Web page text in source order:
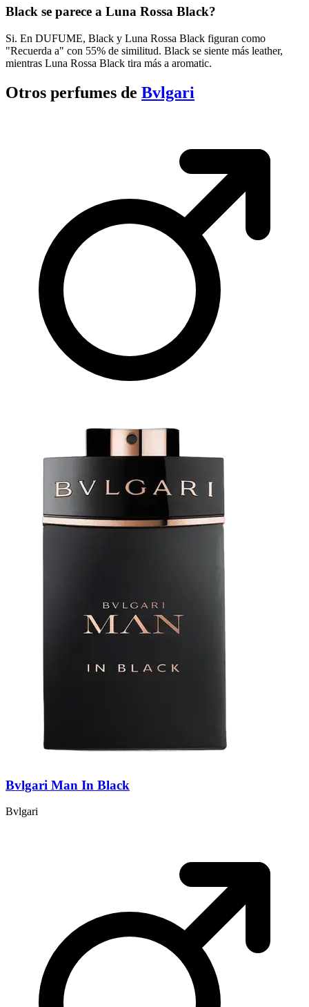
Black se parece a Luna Rossa Black?
Si. En DUFUME, Black y Luna Rossa Black figuran como
"Recuerda a" con 55% de similitud. Black se siente más leather,
mientras Luna Rossa Black tira más a aromatic.
Otros perfumes de Bvlgari
Bvlgari Man In Black
Bvlgari